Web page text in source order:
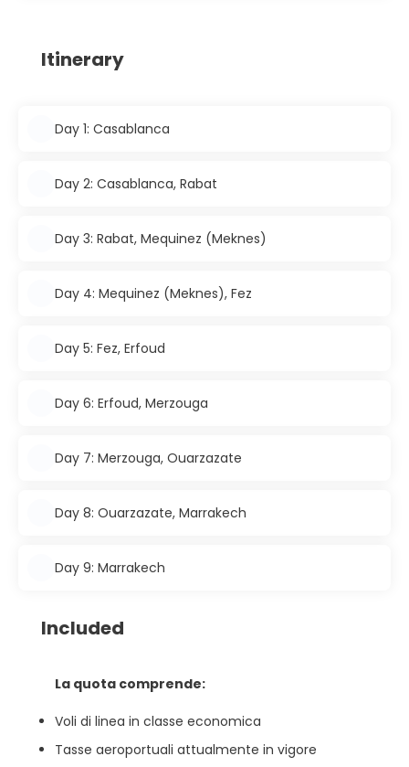
Itinerary
Day 1: Casablanca
Day 2: Casablanca, Rabat
Day 3: Rabat, Mequinez (Meknes)
Day 4: Mequinez (Meknes), Fez
Day 5: Fez, Erfoud
Day 6: Erfoud, Merzouga
Day 7: Merzouga, Ouarzazate
Day 8: Ouarzazate, Marrakech
Day 9: Marrakech
Included
La quota comprende:
Voli di linea in classe economica
Tasse aeroportuali attualmente in vigore